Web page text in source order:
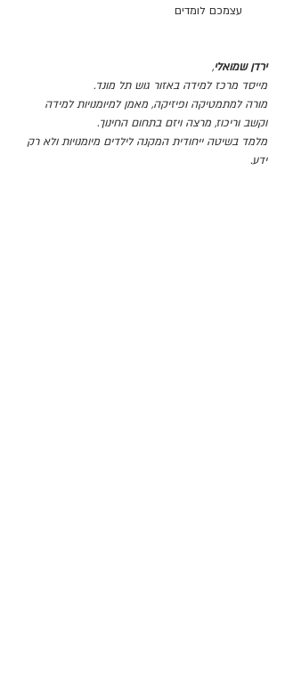
עצמכם לומדים
ירדן שמואלי,
מייסד מרכז למידה באזור גוש תל מונד.
מורה למתמטיקה ופיזיקה, מאמן למיומנויות למידה
וקשב וריכוז, מרצה ויזם בתחום החינוך.
מלמד בשיטה ייחודית המקנה לילדים מיומנויות ולא רק
ידע.